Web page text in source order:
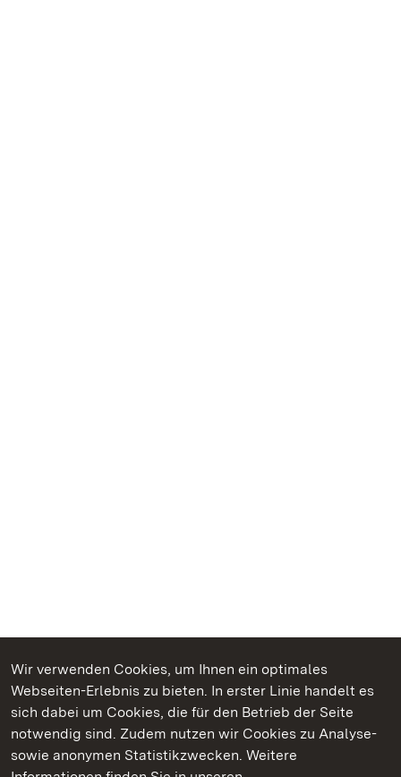
Wir verwenden Cookies, um Ihnen ein optimales
Webseiten-Erlebnis zu bieten. In erster Linie handelt es
sich dabei um Cookies, die für den Betrieb der Seite
notwendig sind. Zudem nutzen wir Cookies zu Analyse-
sowie anonymen Statistikzwecken. Weitere
Kommen. Staunen. Genießen.